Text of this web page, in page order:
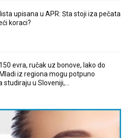
upisana u APR: Šta stoji iza pečata
koraci?
evra, ručak uz bonove, lako do
iz regiona mogu potpuno
studiraju u Sloveniji,...